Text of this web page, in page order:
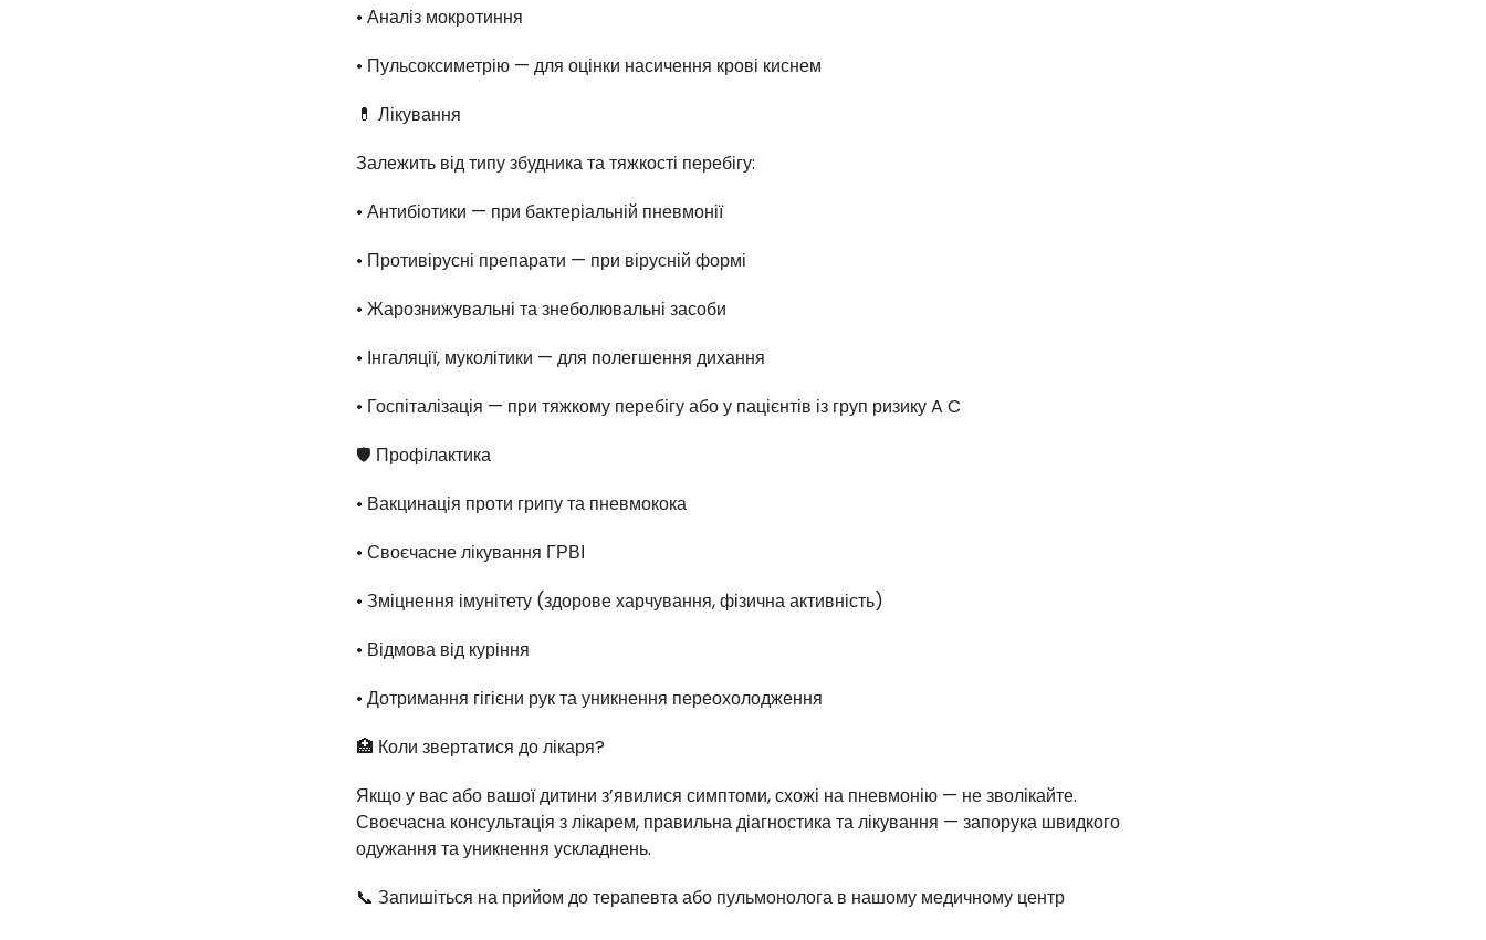
• Аналіз мокротиння
• Пульсоксиметрію — для оцінки насичення крові киснем
💊 Лікування
Залежить від типу збудника та тяжкості перебігу:
• Антибіотики — при бактеріальній пневмонії
• Противірусні препарати — при вірусній формі
• Жарознижувальні та знеболювальні засоби
• Інгаляції, муколітики — для полегшення дихання
• Госпіталізація — при тяжкому перебігу або у пацієнтів із груп ризику A C
🛡️ Профілактика
• Вакцинація проти грипу та пневмокока
• Своєчасне лікування ГРВІ
• Зміцнення імунітету (здорове харчування, фізична активність)
• Відмова від куріння
• Дотримання гігієни рук та уникнення переохолодження
🏥 Коли звертатися до лікаря?
Якщо у вас або вашої дитини з’явилися симптоми, схожі на пневмонію — не зволікайте.
Своєчасна консультація з лікарем, правильна діагностика та лікування — запорука швидкого
одужання та уникнення ускладнень.
📞 Запишіться на прийом до терапевта або пульмонолога в нашому медичному центр